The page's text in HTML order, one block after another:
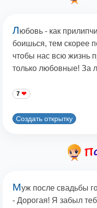
Любовь - как
боишься, тем скорее
чтобы нас всю жизнь
только любовные! За
7
Создать открытку
Муж после свадьбы
- Дорогая! Я забыл